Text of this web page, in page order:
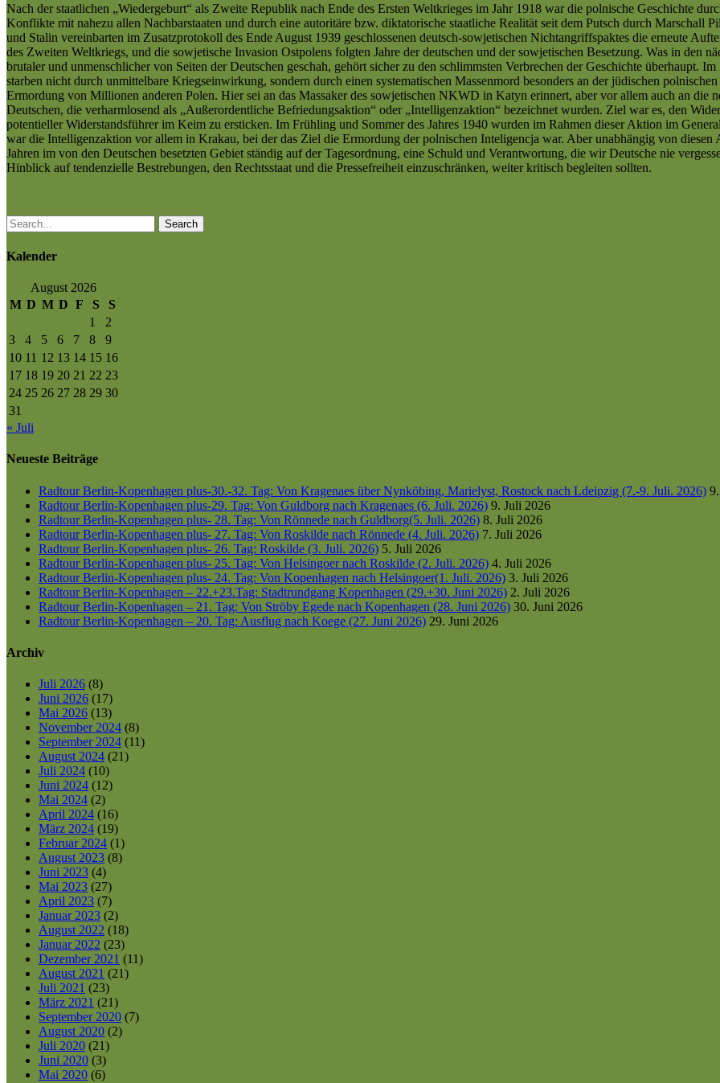
Nach der staatlichen „Wiedergeburt“ als Zweite Republik nach Ende des Ersten Weltkrieges im Jahr 1918 war die polnische Geschichte
Konflikte mit nahezu allen Nachbarstaaten und durch eine autoritäre bzw. diktatorische staatliche Realität seit dem Putsch durch Marschall
und Stalin vereinbarten im Zusatzprotokoll des Ende August 1939 geschlossenen deutsch-sowjetischen Nichtangriffspaktes die erneute
des Zweiten Weltkriegs, und die sowjetische Invasion Ostpolens folgten Jahre der deutschen und der sowjetischen Besetzung. Was in den
brutaler und unmenschlicher von Seiten der Deutschen geschah, gehört sicher zu den schlimmsten Verbrechen der Geschichte überhaupt.
starben nicht durch unmittelbare Kriegseinwirkung, sondern durch einen systematischen Massenmord besonders an der jüdischen
Ermordung von Millionen anderen Polen. Hier sei an das Massaker des sowjetischen NKWD in Katyn erinnert, aber vor allem auch an die
Deutschen, die verharmlosend als „Außerordentliche Befriedungsaktion“ oder „Intelligenzaktion“ bezeichnet wurden. Ziel war es, den
potentieller Widerstandsführer im Keim zu ersticken. Im Frühling und Sommer des Jahres 1940 wurden im Rahmen dieser Aktion im
war die Intelligenzaktion vor allem in Krakau, bei der das Ziel die Ermordung der polnischen Inteligencja war. Aber unabhängig von diesen
Jahren im von den Deutschen besetzten Gebiet ständig auf der Tagesordnung, eine Schuld und Verantwortung, die wir Deutsche nie
Hinblick auf tendenzielle Bestrebungen, den Rechtsstaat und die Pressefreiheit einzuschränken, weiter kritisch begleiten sollten.
Search
Kalender
August 2026
M D M D F S
S
1
2
3
4 5 6 7 8
9
10 11 12 13 14 15 16
17 18 19 20 21 22 23
24 25 26 27 28 29 30
31
« Juli
Neueste Beiträge
Radtour Berlin-Kopenhagen plus-30.-32. Tag: Von Kragenaes über Nynköbing, Marielyst, Rostock nach Ldeipzig (7.-9. Juli. 2026)
Radtour Berlin-Kopenhagen plus-29. Tag: Von Guldborg nach Kragenaes (6. Juli. 2026) 9. Juli 2026
Radtour Berlin-Kopenhagen plus- 28. Tag: Von Rönnede nach Guldborg(5. Juli. 2026) 8. Juli 2026
Radtour Berlin-Kopenhagen plus- 27. Tag: Von Roskilde nach Rönnede (4. Juli. 2026) 7. Juli 2026
Radtour Berlin-Kopenhagen plus- 26. Tag: Roskilde (3. Juli. 2026) 5. Juli 2026
Radtour Berlin-Kopenhagen plus- 25. Tag: Von Helsingoer nach Roskilde (2. Juli. 2026) 4. Juli 2026
Radtour Berlin-Kopenhagen plus- 24. Tag: Von Kopenhagen nach Helsingoer(1. Juli. 2026) 3. Juli 2026
Radtour Berlin-Kopenhagen – 22.+23.Tag: Stadtrundgang Kopenhagen (29.+30. Juni 2026) 2. Juli 2026
Radtour Berlin-Kopenhagen – 21. Tag: Von Ströby Egede nach Kopenhagen (28. Juni 2026) 30. Juni 2026
Radtour Berlin-Kopenhagen – 20. Tag: Ausflug nach Koege (27. Juni 2026) 29. Juni 2026
Archiv
Juli 2026 (8)
Juni 2026 (17)
Mai 2026 (13)
November 2024 (8)
September 2024 (11)
August 2024 (21)
Juli 2024 (10)
Juni 2024 (12)
Mai 2024 (2)
April 2024 (16)
März 2024 (19)
Februar 2024 (1)
August 2023 (8)
Juni 2023 (4)
Mai 2023 (27)
April 2023 (7)
Januar 2023 (2)
August 2022 (18)
Januar 2022 (23)
Dezember 2021 (11)
August 2021 (21)
Juli 2021 (23)
März 2021 (21)
September 2020 (7)
August 2020 (2)
Juli 2020 (21)
Juni 2020 (3)
Mai 2020 (6)